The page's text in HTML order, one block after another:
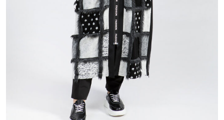
23 800 ₽